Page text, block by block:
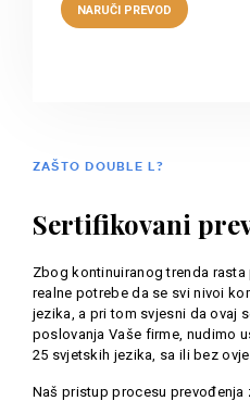
ZAŠTO DOUBLE L?
Sertifikovani
Zbog kontinuiranog trenda
realne potrebe da se svi nivoi
jezika, a pri tom svjesni da ovaj
poslovanja Vaše firme, nudimo
25 svjetskih jezika, sa ili bez
Naš pristup procesu prevođenja